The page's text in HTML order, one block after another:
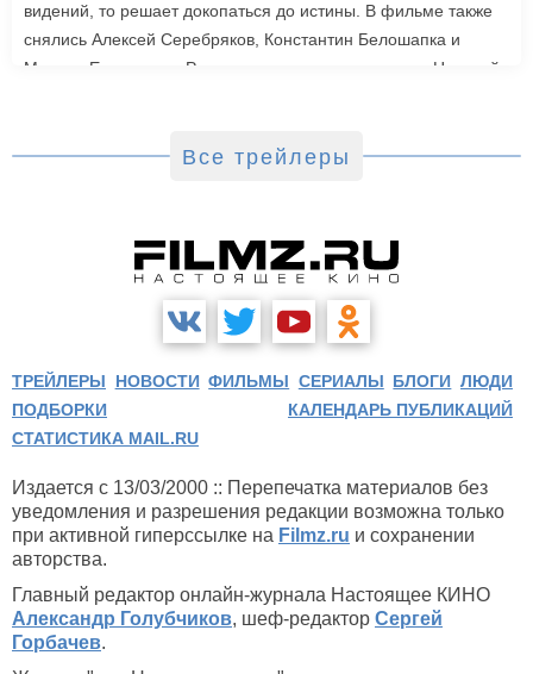
видений, то решает докопаться до истины. В фильме также
снялись Алексей Серебряков, Константин Белошапка и
Максим Емельянов. Режиссером картины выступил Николай
Все трейлеры
ТРЕЙЛЕРЫ НОВОСТИ ФИЛЬМЫ СЕРИАЛЫ БЛОГИ ЛЮДИ
ПОДБОРКИ
КАЛЕНДАРЬ ПУБЛИКАЦИЙ
СТАТИСТИКА MAIL.RU
Издается с 13/03/2000 :: Перепечатка материалов без
уведомления и разрешения редакции возможна только
при активной гиперссылке на Filmz.ru и сохранении
авторства.
Главный редактор онлайн-журнала Настоящее КИНО
Александр Голубчиков, шеф-редактор Сергей
Горбачев.